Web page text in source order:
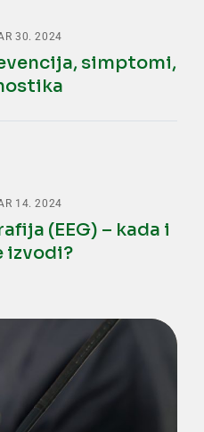
30. 2024
simptomi,
14. 2024
(EEG) – kada i
izvodi?